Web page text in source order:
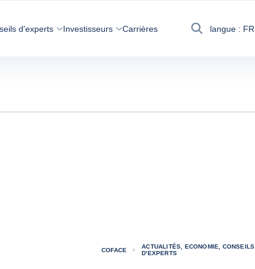
d'experts Investisseurs Carrières
Recherche
langue : FR
COFACE
ACTUALITÉS, ECONOMIE, CONSEILS
D'EXPERTS